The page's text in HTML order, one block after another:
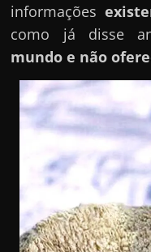
informações
como já disse
mundo e não